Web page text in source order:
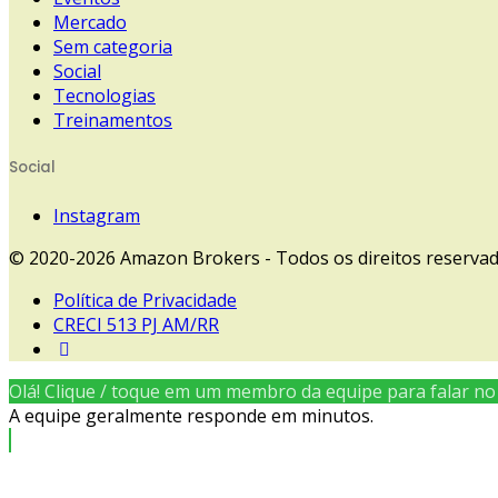
Mercado
Sem categoria
Social
Tecnologias
Treinamentos
Social
Instagram
© 2020-2026 Amazon Brokers - Todos os direitos
Política de Privacidade
CRECI 513 PJ AM/RR
Olá! Clique / toque em um membro da equipe para falar no
A equipe geralmente responde em minutos.